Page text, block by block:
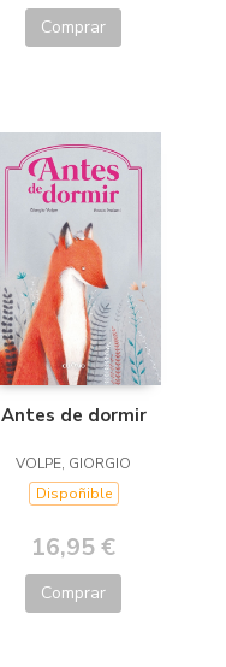
Comprar
Antes de dormir
VOLPE, GIORGIO
Dispoñible
16,95 €
Comprar